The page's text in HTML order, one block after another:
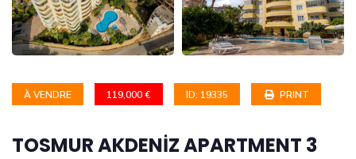
À VENDRE 119,000 € ID: 19335 PRINT
TOSMUR AKDENİZ APARTMENT 3